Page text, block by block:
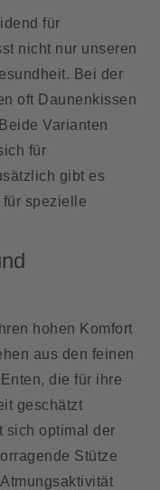
für
nicht nur unseren
Bei der
oft Daunenkissen
Varianten
für
gibt es
spezielle
hohen Komfort
aus den feinen
die für ihre
geschätzt
sich optimal der
Stütze